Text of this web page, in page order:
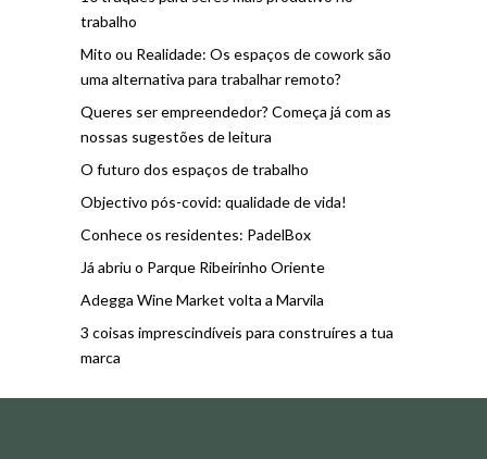
trabalho
Mito ou Realidade: Os espaços de cowork são
uma alternativa para trabalhar remoto?
Queres ser empreendedor? Começa já com as
nossas sugestões de leitura
O futuro dos espaços de trabalho
Objectivo pós-covid: qualidade de vida!
Conhece os residentes: PadelBox
Já abriu o Parque Ribeirinho Oriente
Adegga Wine Market volta a Marvila
3 coisas imprescindíveis para construíres a tua
marca